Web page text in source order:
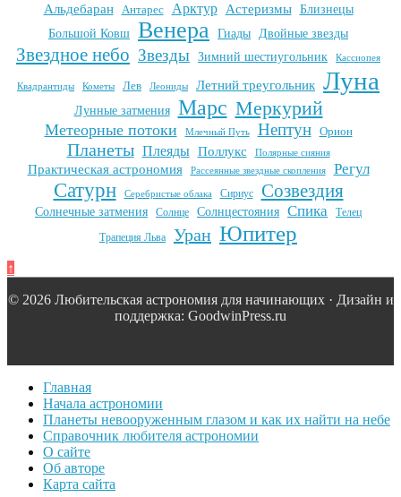
Альдебаран Антарес Арктур Астеризмы
Близнецы
Большой Ковш Венера Гиады Двойные звезды
Звездное небо Звезды Зимний шестиугольник Кассиопея
Квадрантиды Кометы Лев Леониды Летний треугольник Луна
Лунные затмения Марс Меркурий
Метеорные потоки Млечный Путь Нептун Орион
Планеты Плеяды Поллукс Полярные сияния
Практическая астрономия Рассеянные звездные скопления Регул
Сатурн Серебристые облака Сириус Созвездия
Солнечные затмения Солнце Солнцестояния Спика
Телец
Трапеция Льва
Уран Юпитер
↑
© 2026 Любительская астрономия для начинающих · Дизайн и
поддержка: GoodwinPress.ru
Главная
Начала астрономии
Планеты невооруженным глазом и как их найти на небе
Справочник любителя астрономии
О сайте
Об авторе
Карта сайта